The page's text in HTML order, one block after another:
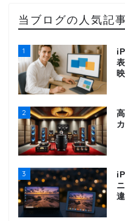
当ブログの人気記
1
2
3